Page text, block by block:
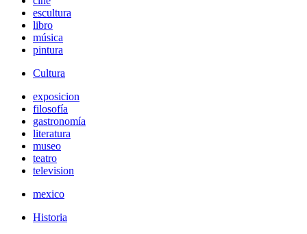
escultura
libro
música
pintura
Cultura
exposicion
filosofía
gastronomía
literatura
museo
teatro
television
mexico
Historia